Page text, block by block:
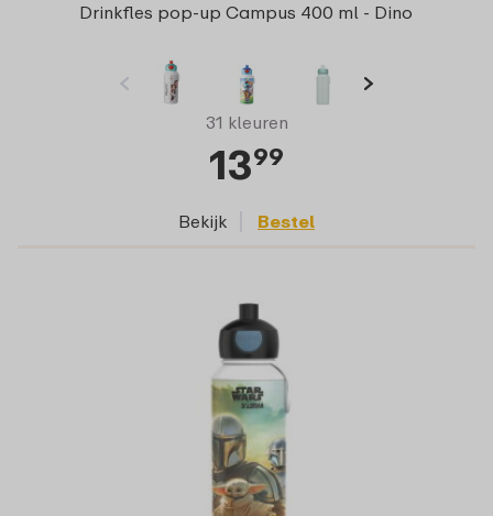
Drinkfles pop-up Campus 400 ml - Dino
31 kleuren
1399
Bekijk Bestel